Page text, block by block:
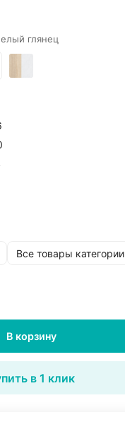
глянец
Все товары категории
В корзину
в 1 клик